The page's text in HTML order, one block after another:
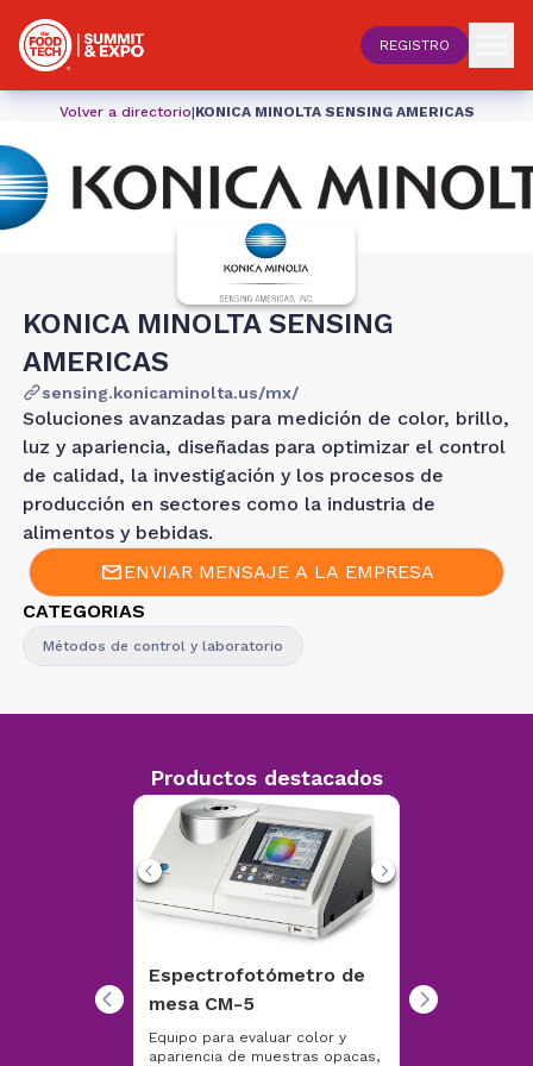
REGISTRO
Volver a directorio|KONICA MINOLTA SENSING AMERICAS
KONICA MINOLTA SENSING
AMERICAS
sensing.konicaminolta.us/mx/
Soluciones avanzadas para medición de color, brillo,
luz y apariencia, diseñadas para optimizar el control
de calidad, la investigación y los procesos de
producción en sectores como la industria de
alimentos y bebidas.
ENVIAR MENSAJE A LA EMPRESA
CATEGORIAS
Métodos de control y laboratorio
Productos destacados
Espectrofotómetro de
mesa CM-5
Equipo para evaluar color y
apariencia de muestras opacas,
Equipo para identificar
características de color, medir
Equipo con visor electrónico
para posicionamiento y